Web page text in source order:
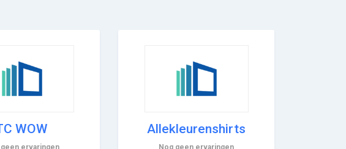
WOW
geen ervaringen
Allekleurenshirts
Nog geen ervaringen